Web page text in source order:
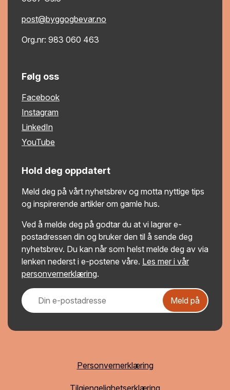
post@byggogbevar.no
Org.nr: 983 060 463
Følg oss
Facebook
Instagram
LinkedIn
YouTube
Hold deg oppdatert
Meld deg på vårt nyhetsbrev og motta nyttige tips
og inspirerende artikler om gamle hus.
Ved å melde deg på godtar du at vi lagrer e-
postadressen din og bruker den til å sende deg
nyhetsbrev. Du kan når som helst melde deg av via
lenken nederst i e-postene våre. Les mer i vår
personvernerklæring.
Meld på
Personvernerklæring
Tilgjengelighetserklæring